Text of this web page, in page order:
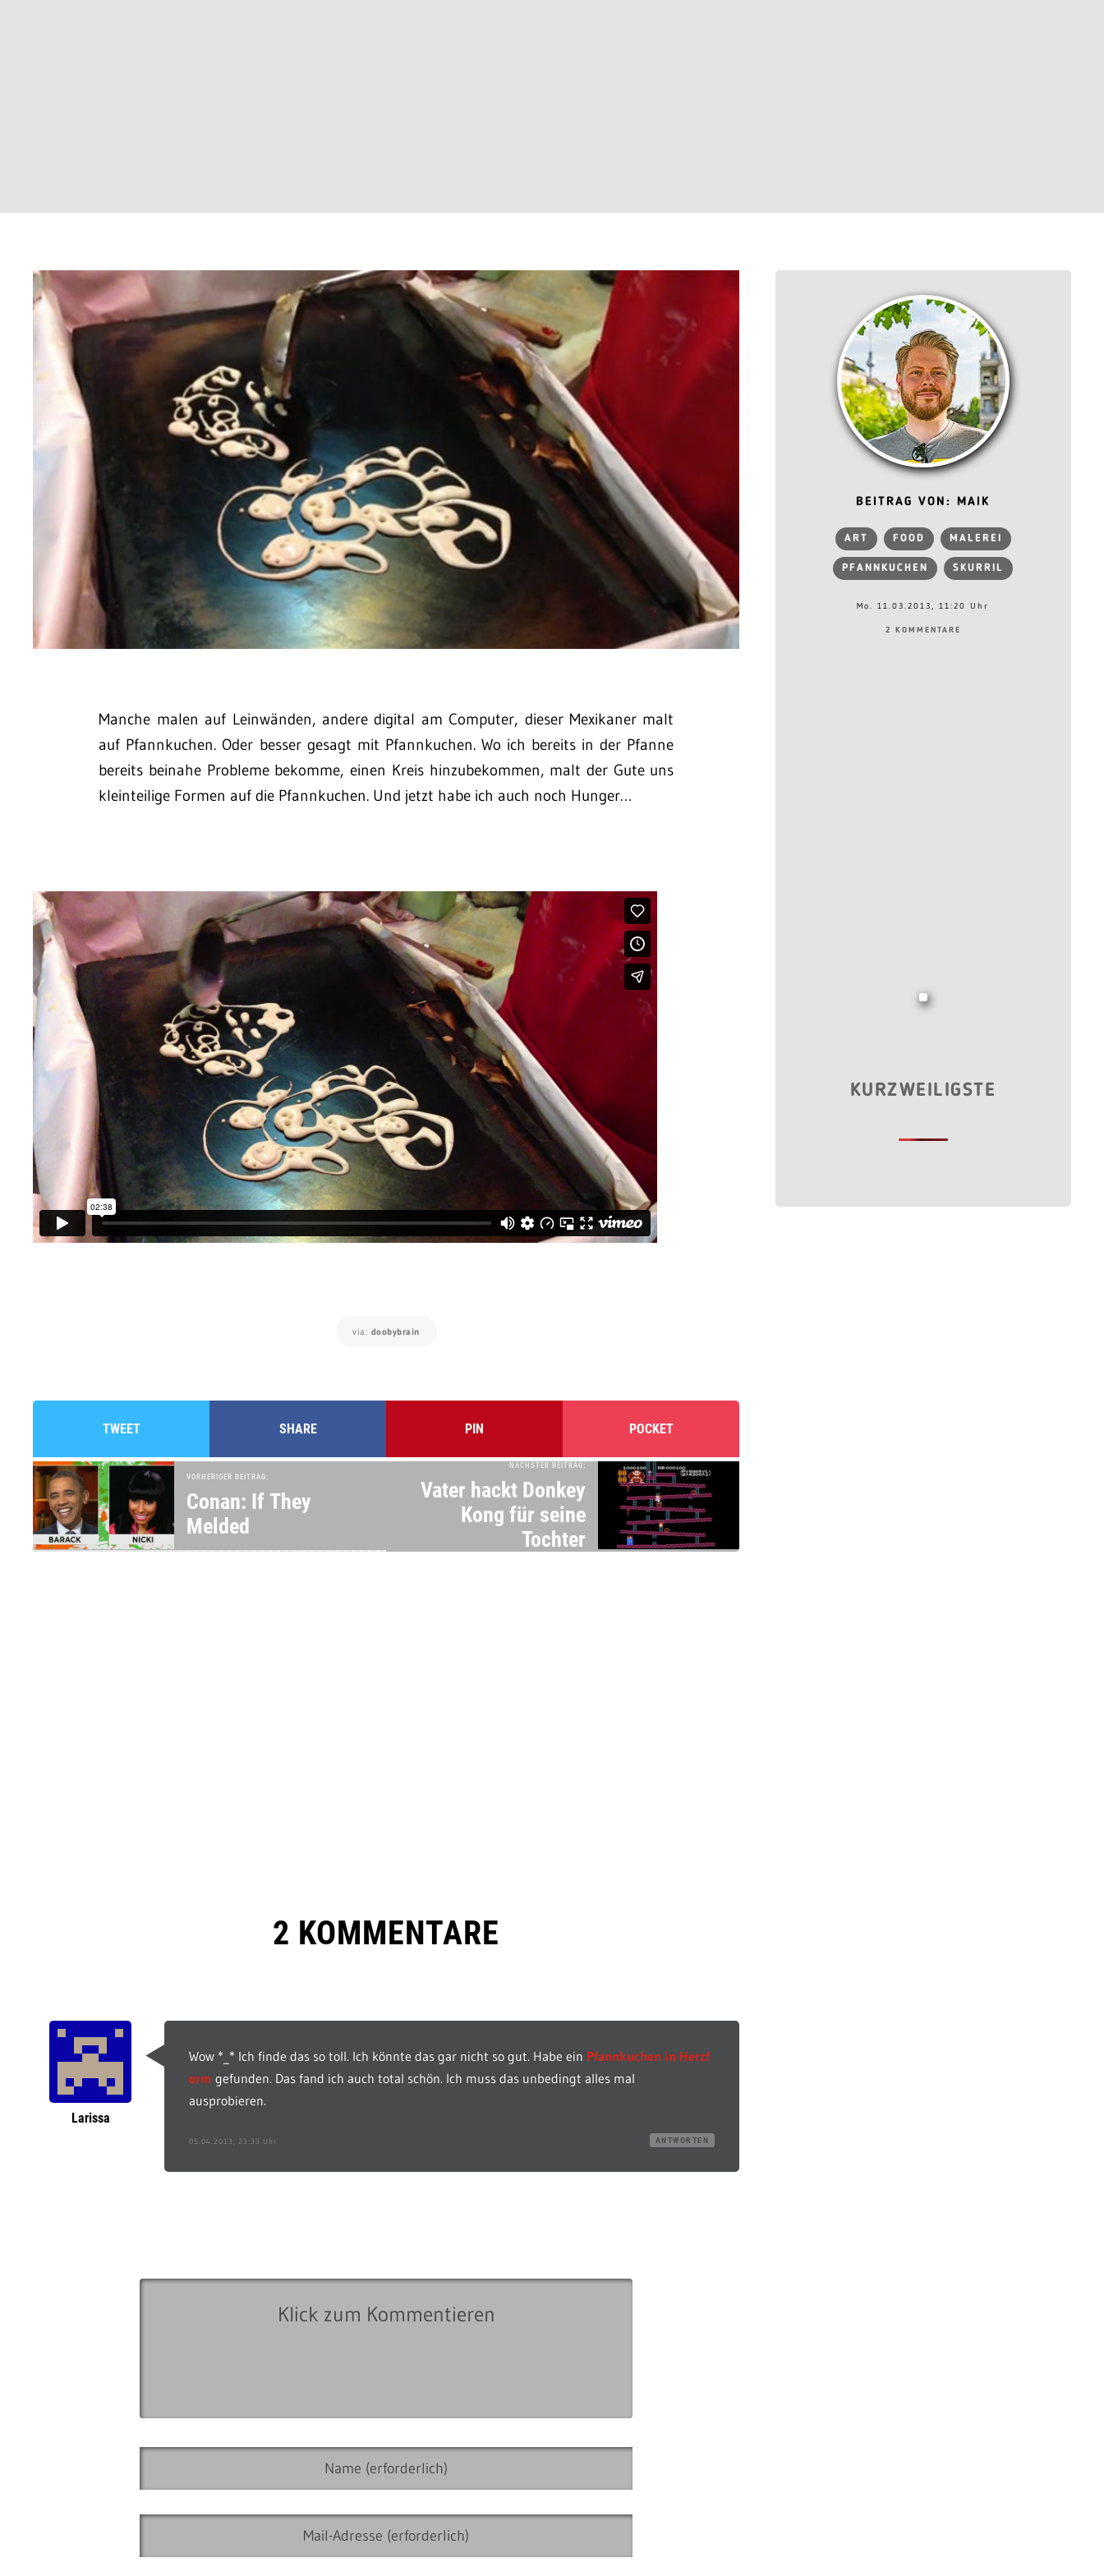
Manche malen auf Leinwänden, andere digital am Computer, dieser Mexikaner malt
auf Pfannkuchen. Oder besser gesagt mit Pfannkuchen. Wo ich bereits in der Pfanne
bereits beinahe Probleme bekomme, einen Kreis hinzubekommen, malt der Gute uns
kleinteilige Formen auf die Pfannkuchen. Und jetzt habe ich auch noch Hunger…
via: doobybrain
TWEET SHARE PIN POCKET
VORHERIGER BEITRAG:
Conan: If They
Melded
NÄCHSTER BEITRAG:
Vater hackt Donkey
Kong für seine
Tochter
2 KOMMENTARE
Larissa
Wow *_* Ich finde das so toll. Ich könnte das gar nicht so gut. Habe ein Pfannkuchen in Herzf
orm gefunden. Das fand ich auch total schön. Ich muss das unbedingt alles mal
ausprobieren.
05.04.2013, 23:33 Uhr ANTWORTEN
BEITRAG VON: MAIK
ART FOOD MALEREI
PFANNKUCHEN SKURRIL
Mo. 11.03.2013, 11:20 Uhr
2 KOMMENTARE
KURZWEILIGSTE